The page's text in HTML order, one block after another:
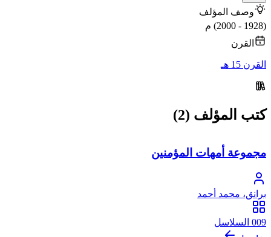
وصف المؤلف
(1928 - 2000) م
القرن
القرن 15 هـ
كتب المؤلف (2)
مجموعة أمهات المؤمنين
برانق، محمد أحمد
009 السلاسل